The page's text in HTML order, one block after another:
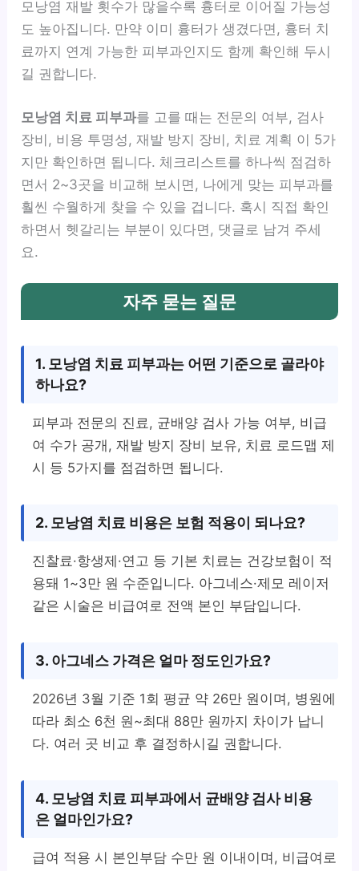
모낭염 재발 횟수가 많을수록 흉터로 이어질 가능성
도 높아집니다. 만약 이미 흉터가 생겼다면, 흉터 치
료까지 연계 가능한 피부과인지도 함께 확인해 두시
길 권합니다.
모낭염 치료 피부과를 고를 때는 전문의 여부, 검사
장비, 비용 투명성, 재발 방지 장비, 치료 계획 이 5가
지만 확인하면 됩니다. 체크리스트를 하나씩 점검하
면서 2~3곳을 비교해 보시면, 나에게 맞는 피부과를
훨씬 수월하게 찾을 수 있을 겁니다. 혹시 직접 확인
하면서 헷갈리는 부분이 있다면, 댓글로 남겨 주세
요.
자주 묻는 질문
1. 모낭염 치료 피부과는 어떤 기준으로 골라야
하나요?
피부과 전문의 진료, 균배양 검사 가능 여부, 비급
여 수가 공개, 재발 방지 장비 보유, 치료 로드맵 제
시 등 5가지를 점검하면 됩니다.
2. 모낭염 치료 비용은 보험 적용이 되나요?
진찰료·항생제·연고 등 기본 치료는 건강보험이 적
용돼 1~3만 원 수준입니다. 아그네스·제모 레이저
같은 시술은 비급여로 전액 본인 부담입니다.
3. 아그네스 가격은 얼마 정도인가요?
2026년 3월 기준 1회 평균 약 26만 원이며, 병원에
따라 최소 6천 원~최대 88만 원까지 차이가 납니
다. 여러 곳 비교 후 결정하시길 권합니다.
4. 모낭염 치료 피부과에서 균배양 검사 비용
은 얼마인가요?
급여 적용 시 본인부담 수만 원 이내이며, 비급여로